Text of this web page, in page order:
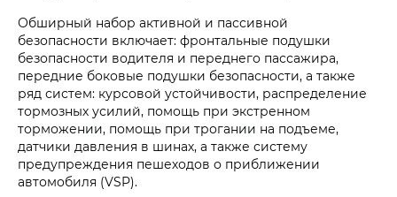
Обширный набор активной и пассивной
безопасности включает: фронтальные подушки
безопасности водителя и переднего пассажира,
передние боковые подушки безопасности, а также
ряд систем: курсовой устойчивости, распределение
тормозных усилий, помощь при экстренном
торможении, помощь при трогании на подъеме,
датчики давления в шинах, а также систему
предупреждения пешеходов о приближении
автомобиля (VSP).